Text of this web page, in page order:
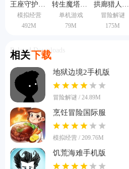
王座守护者手机版
模拟经营
492M
转生魔塔中文版
单机游戏
79M
拱廊猎人1.16.2版本
冒险解谜
175M
相关下载
Related Downloads
地狱边境2手机版
冒险解谜 / 24.89M
烹饪冒险国际服
模拟经营 / 209.76M
饥荒海难手机版